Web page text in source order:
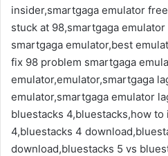
insider,smartgaga emulator
stuck at 98,smartgaga emulator
smartgaga emulator,best
fix 98 problem smartgaga
emulator,emulator,smartgaga
emulator,smartgaga emulator
bluestacks 4,bluestacks,how to
4,bluestacks 4
download,bluestacks 5 vs